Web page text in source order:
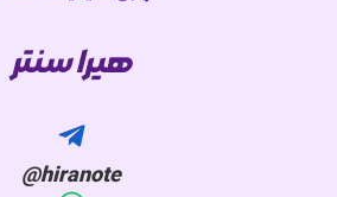
هیرا سنتر
hiranote@